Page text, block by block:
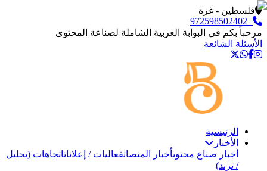
فلسطين - غزة
+972598502402
مرحباً بكم في البوابة العربية الشاملة لصناعة المحتوى
الأسئلة الشائعة
الرئيسية
الأخبار
أخبار صناع محتوىأخبار المنصاتفعاليات / إعلاناتاتجاهات (تحليل
/ ترند)